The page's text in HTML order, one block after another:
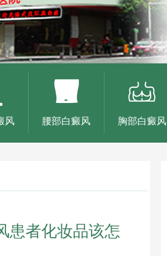
风 腰部白癜风 胸部白癜风
患者化妆品该怎